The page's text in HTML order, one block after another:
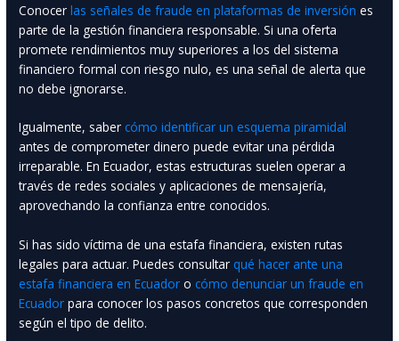
Conocer las señales de fraude en plataformas de inversión es
parte de la gestión financiera responsable. Si una oferta
promete rendimientos muy superiores a los del sistema
financiero formal con riesgo nulo, es una señal de alerta que
no debe ignorarse.
Igualmente, saber cómo identificar un esquema piramidal
antes de comprometer dinero puede evitar una pérdida
irreparable. En Ecuador, estas estructuras suelen operar a
través de redes sociales y aplicaciones de mensajería,
aprovechando la confianza entre conocidos.
Si has sido víctima de una estafa financiera, existen rutas
legales para actuar. Puedes consultar qué hacer ante una
estafa financiera en Ecuador o cómo denunciar un fraude en
Ecuador para conocer los pasos concretos que corresponden
según el tipo de delito.